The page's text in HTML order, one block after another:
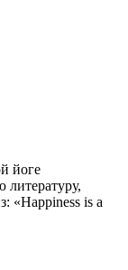
йоге
«Happiness is a